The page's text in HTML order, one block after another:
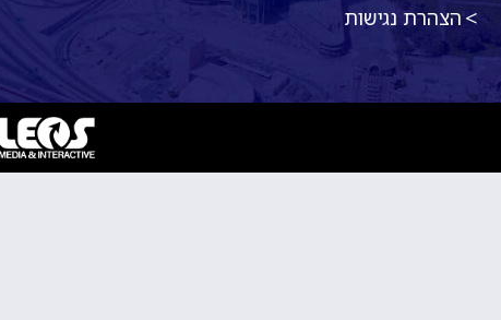
הצהרת נגישות